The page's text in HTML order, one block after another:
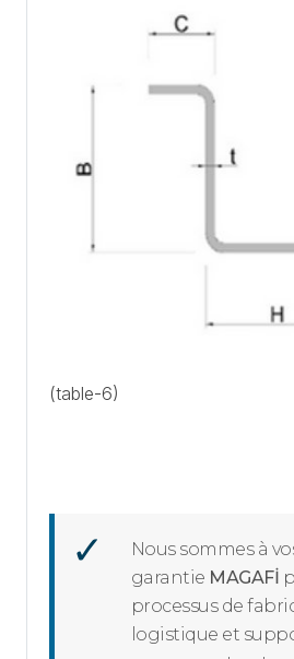
(table-6)
Nous sommes à
garantie MAGAFİ
processus de
logistique et